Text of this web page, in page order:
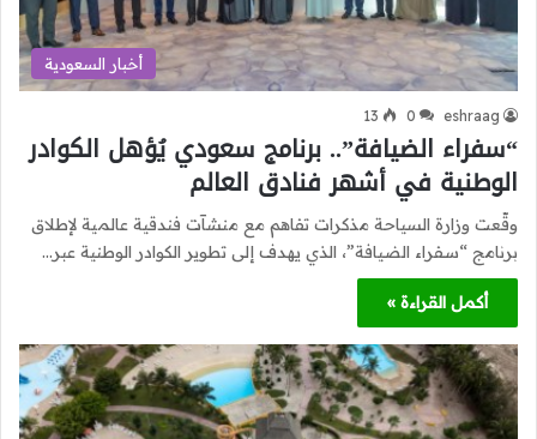
أخبار السعودية
eshraag
0
13
“سفراء الضيافة”.. برنامج سعودي يُؤهل الكوادر
الوطنية في أشهر فنادق العالم
وقّعت وزارة السياحة مذكرات تفاهم مع منشآت فندقية عالمية لإطلاق
برنامج “سفراء الضيافة”، الذي يهدف إلى تطوير الكوادر الوطنية عبر…
أكمل القراءة »